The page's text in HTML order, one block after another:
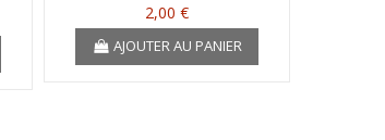
2,00 €
AJOUTER AU PANIER